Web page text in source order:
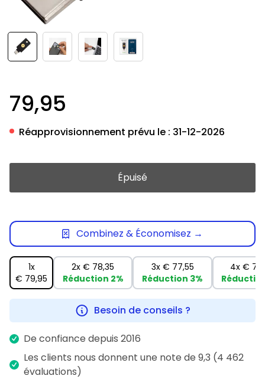
79,95
Réapprovisionnement prévu le : 31-12-2026
Épuisé
Combinez & Économisez →
1x
€ 79,95
2x € 78,35
Réduction 2%
3x € 77,55
Réduction 3%
4x €
Besoin de conseils ?
De confiance depuis 2016
Les clients nous donnent une note de 9,3 (4 462
évaluations)